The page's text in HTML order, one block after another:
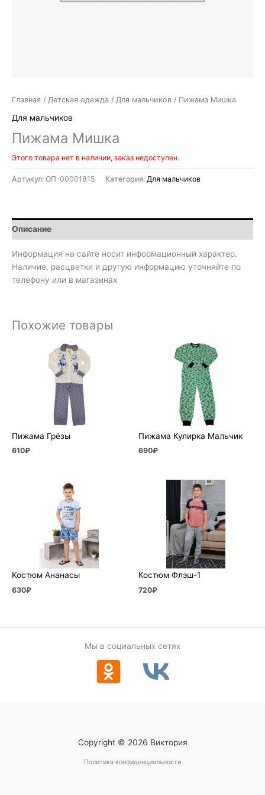
Главная / Детская одежда / Для мальчиков / Пижама Мишка
Для мальчиков
Пижама Мишка
Этого товара нет в наличии, заказ недоступен.
Артикул: ОП-00001815 Категория: Для мальчиков
Описание
Информация на сайте носит информационный характер.
Наличие, расцветки и другую информацию уточняйте по
телефону или в магазинах
Похожие товары
Пижама Грёзы
610₽
Пижама Кулирка Мальчик
690₽
Костюм Ананасы
630₽
Костюм Флэш-1
720₽
Мы в социальных сетях
Copyright © 2026 Виктория
Политика конфиденциальности